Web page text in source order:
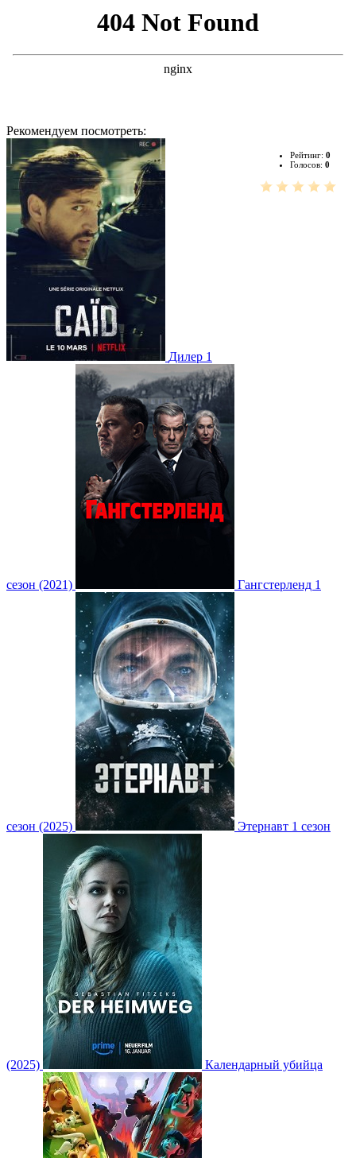
Рекомендуем посмотреть:
Рейтинг: 0
Голосов: 0
Дилер 1
сезон (2021) Гангстерленд 1
сезон (2025) Этернавт 1 сезон
(2025) Календарный убийца